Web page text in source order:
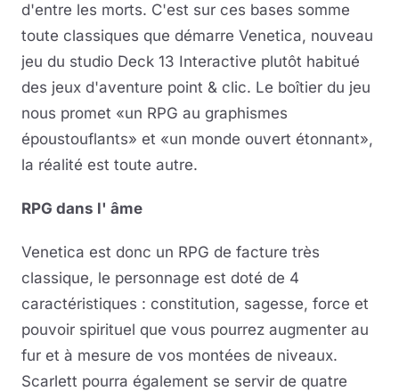
d'entre les morts. C'est sur ces bases somme
toute classiques que démarre Venetica, nouveau
jeu du studio Deck 13 Interactive plutôt habitué
des jeux d'aventure point & clic. Le boîtier du jeu
nous promet «un RPG au graphismes
époustouflants» et «un monde ouvert étonnant»,
la réalité est toute autre.
RPG dans l' âme
Venetica est donc un RPG de facture très
classique, le personnage est doté de 4
caractéristiques : constitution, sagesse, force et
pouvoir spirituel que vous pourrez augmenter au
fur et à mesure de vos montées de niveaux.
Scarlett pourra également se servir de quatre